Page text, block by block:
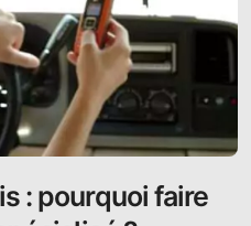
: pourquoi faire